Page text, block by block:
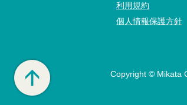
利用規約
個人情報保護方針
Copyright © Mikata